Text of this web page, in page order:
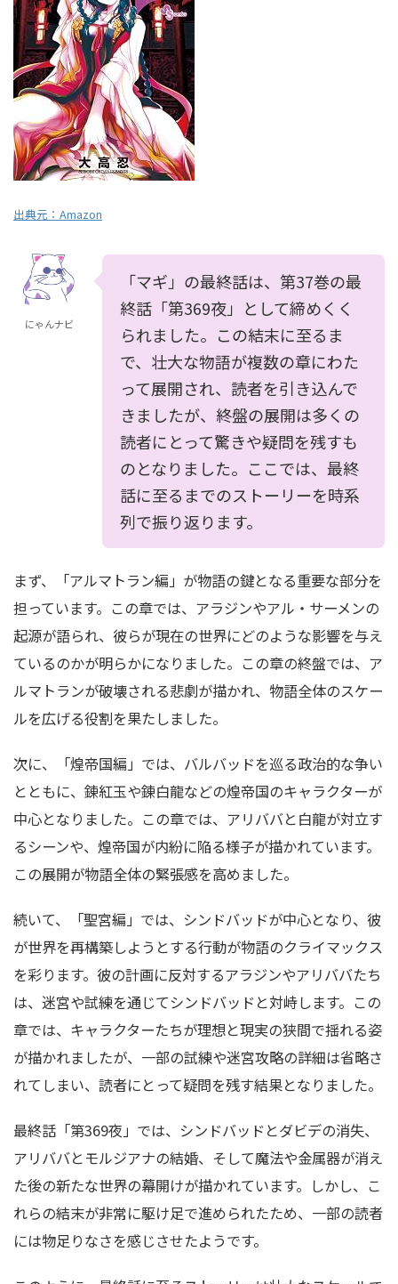
出典元： Amazon
にゃんナビ
「マギ」の最終話は、第37巻の最
終話「第369夜」として締めくく
られました。この結末に至るま
で、壮大な物語が複数の章にわた
って展開され、読者を引き込んで
きましたが、終盤の展開は多くの
読者にとって驚きや疑問を残すも
のとなりました。ここでは、最終
話に至るまでのストーリーを時系
列で振り返ります。
まず、「アルマトラン編」が物語の鍵となる重要な部分を
担っています。この章では、アラジンやアル・サーメンの
起源が語られ、彼らが現在の世界にどのような影響を与え
ているのかが明らかになりました。この章の終盤では、ア
ルマトランが破壊される悲劇が描かれ、物語全体のスケー
ルを広げる役割を果たしました。
次に、「煌帝国編」では、バルバッドを巡る政治的な争い
とともに、錬紅玉や錬白龍などの煌帝国のキャラクターが
中心となりました。この章では、アリババと白龍が対立す
るシーンや、煌帝国が内紛に陥る様子が描かれています。
この展開が物語全体の緊張感を高めました。
続いて、「聖宮編」では、シンドバッドが中心となり、彼
が世界を再構築しようとする行動が物語のクライマックス
を彩ります。彼の計画に反対するアラジンやアリババたち
は、迷宮や試練を通じてシンドバッドと対峙します。この
章では、キャラクターたちが理想と現実の狭間で揺れる姿
が描かれましたが、一部の試練や迷宮攻略の詳細は省略さ
れてしまい、読者にとって疑問を残す結果となりました。
最終話「第369夜」では、シンドバッドとダビデの消失、
アリババとモルジアナの結婚、そして魔法や金属器が消え
た後の新たな世界の幕開けが描かれています。しかし、こ
れらの結末が非常に駆け足で進められたため、一部の読者
には物足りなさを感じさせたようです。